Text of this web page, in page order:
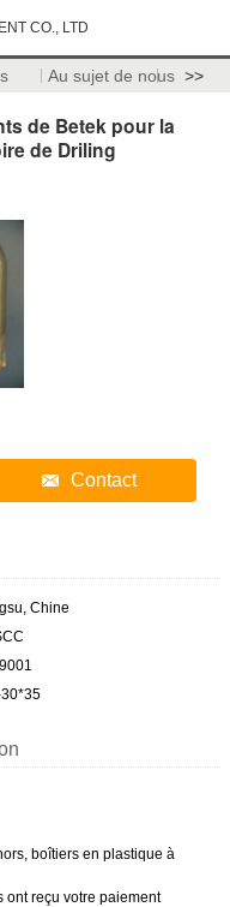
CO., LTD
Au sujet de nous >>
de Betek pour la
de Driling
Contact
Chine
boîtiers en plastique à
ont reçu votre paiement